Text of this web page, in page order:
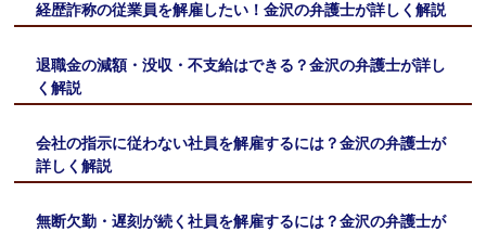
経歴詐称の従業員を解雇したい！金沢の弁護士が詳しく解説
退職金の減額・没収・不支給はできる？金沢の弁護士が詳し
く解説
会社の指示に従わない社員を解雇するには？金沢の弁護士が
詳しく解説
無断欠勤・遅刻が続く社員を解雇するには？金沢の弁護士が